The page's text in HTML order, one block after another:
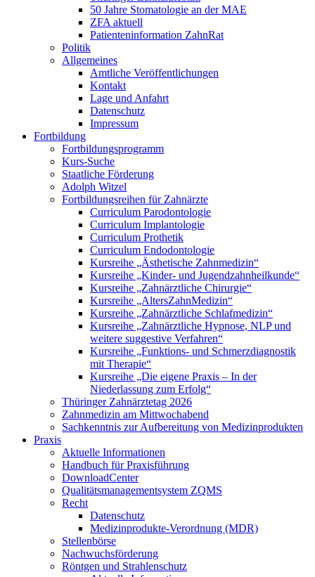
50 Jahre Stomatologie an der MAE
ZFA aktuell
Patienteninformation ZahnRat
Politik
Allgemeines
Amtliche Veröffentlichungen
Kontakt
Lage und Anfahrt
Datenschutz
Impressum
Fortbildung
Fortbildungsprogramm
Kurs-Suche
Staatliche Förderung
Adolph Witzel
Fortbildungsreihen für Zahnärzte
Curriculum Parodontologie
Curriculum Implantologie
Curriculum Prothetik
Curriculum Endodontologie
Kursreihe „Ästhetische Zahnmedizin“
Kursreihe „Kinder- und Jugendzahnheilkunde“
Kursreihe „Zahnärztliche Chirurgie“
Kursreihe „AltersZahnMedizin“
Kursreihe „Zahnärztliche Schlafmedizin“
Kursreihe „Zahnärztliche Hypnose, NLP und
weitere suggestive Verfahren“
Kursreihe „Funktions- und Schmerzdiagnostik
mit Therapie“
Kursreihe „Die eigene Praxis – In der
Niederlassung zum Erfolg“
Thüringer Zahnärztetag 2026
Zahnmedizin am Mittwochabend
Sachkenntnis zur Aufbereitung von Medizinprodukten
Praxis
Aktuelle Informationen
Handbuch für Praxisführung
DownloadCenter
Qualitätsmanagementsystem ZQMS
Recht
Datenschutz
Medizinprodukte-Verordnung (MDR)
Stellenbörse
Nachwuchsförderung
Röntgen und Strahlenschutz